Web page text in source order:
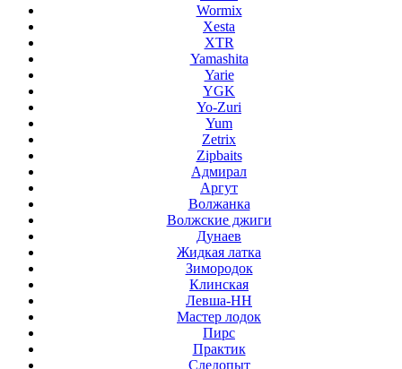
Wormix
Xesta
XTR
Yamashita
Yarie
YGK
Yo-Zuri
Yum
Zetrix
Zipbaits
Адмирал
Аргут
Волжанка
Волжские джиги
Дунаев
Жидкая латка
Зимородок
Клинская
Левша-НН
Мастер лодок
Пирс
Практик
Следопыт